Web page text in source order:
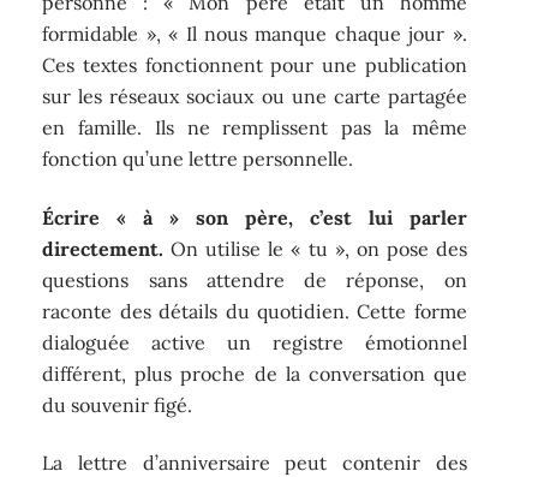
formidable », « Il nous manque chaque jour ».
Ces textes fonctionnent pour une publication
sur les réseaux sociaux ou une carte partagée
en famille. Ils ne remplissent pas la même
fonction qu’une lettre personnelle.
Écrire « à » son père, c’est lui parler
directement. On utilise le « tu », on pose des
questions sans attendre de réponse, on
raconte des détails du quotidien. Cette forme
dialoguée active un registre émotionnel
différent, plus proche de la conversation que
du souvenir figé.
La lettre d’anniversaire peut contenir des